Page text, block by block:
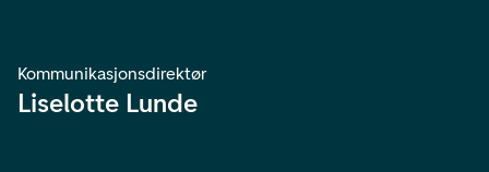
Kommunikasjonsdirektør
Liselotte Lunde